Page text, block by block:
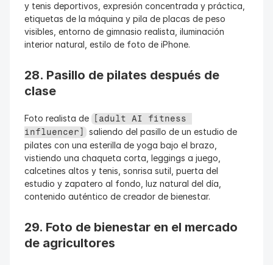
y tenis deportivos, expresión concentrada y práctica,
etiquetas de la máquina y pila de placas de peso
visibles, entorno de gimnasio realista, iluminación
interior natural, estilo de foto de iPhone.
28. Pasillo de pilates después de
clase
Foto realista de
[adult AI fitness
influencer] saliendo del pasillo de un estudio de
pilates con una esterilla de yoga bajo el brazo,
vistiendo una chaqueta corta, leggings a juego,
calcetines altos y tenis, sonrisa sutil, puerta del
estudio y zapatero al fondo, luz natural del día,
contenido auténtico de creador de bienestar.
29. Foto de bienestar en el mercado
de agricultores